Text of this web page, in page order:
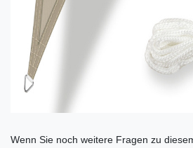
Wenn Sie noch weitere Fragen zu